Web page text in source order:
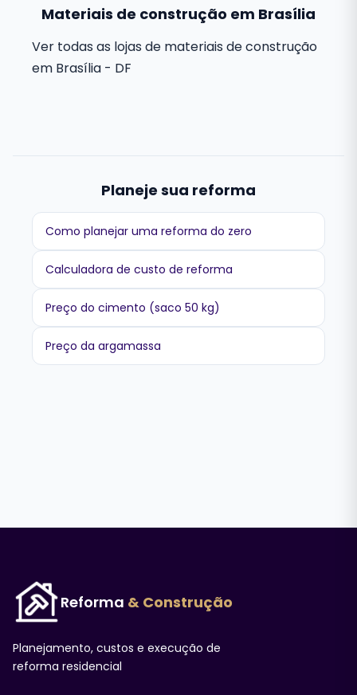
Materiais de construção em Brasília
Ver todas as lojas de materiais de construção
em Brasília - DF
Planeje sua reforma
Como planejar uma reforma do zero
Calculadora de custo de reforma
Preço do cimento (saco 50 kg)
Preço da argamassa
Reforma & Construção
Planejamento, custos e execução de
reforma residencial